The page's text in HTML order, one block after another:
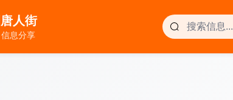
人街
信息分享
人街
信息分享